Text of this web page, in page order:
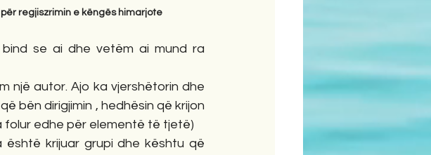
për regjiszrimin e këngës himarjote
se ai dhe vetëm ai mund ra
një autor. Ajo ka vjershëtorin dhe
bën dirigjimin , hedhësin që krijon
folur edhe për elementë të tjetë)
krijuar grupi dhe kështu që